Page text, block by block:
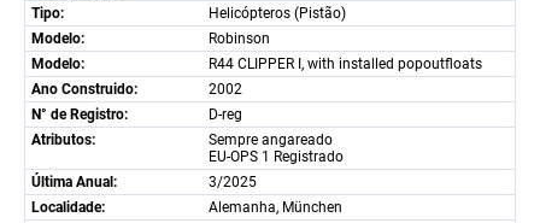
Tipo:
Helicópteros (Pistão)
Modelo:
Robinson
Modelo:
R44 CLIPPER I, with installed popoutfloats
Ano Construido:
2002
N° de Registro:
D-reg
Atributos:
Sempre angareado
EU-OPS 1 Registrado
Última Anual:
3/2025
Localidade:
Alemanha, München